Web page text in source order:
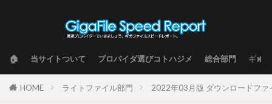
🏠 当サイトついて プロバイダ選びコトハジメ 総合部門 ギガ
HOME ライトファイル部門 2022年03月版 ダウンロードフ